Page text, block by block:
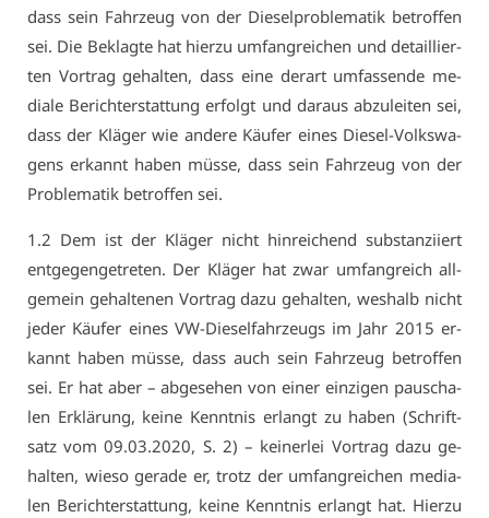
dass sein Fahr­zeug von der Die­sel­pro­ble­ma­tik be­trof­fen
sei. Die Be­klag­te hat hier­zu um­fang­rei­chen und de­tail­lier­
ten Vor­trag ge­hal­ten, dass ei­ne der­art um­fas­sen­de me­
dia­le Be­richt­er­stat­tung er­folgt und dar­aus ab­zu­lei­ten sei,
dass der Klä­ger wie an­de­re Käu­fer ei­nes Die­sel-Volks­wa­
gens er­kannt ha­ben müs­se, dass sein Fahr­zeug von der
Pro­ble­ma­tik be­trof­fen sei.
1.2 Dem ist der Klä­ger nicht hin­rei­chend sub­stan­zi­iert
ent­ge­gen­ge­tre­ten. Der Klä­ger hat zwar um­fang­reich all­
ge­mein ge­hal­te­nen Vor­trag da­zu ge­hal­ten, wes­halb nicht
je­der Käu­fer ei­nes VW-Die­sel­fahr­zeugs im Jahr 2015 er­
kannt ha­ben müs­se, dass auch sein Fahr­zeug be­trof­fen
sei. Er hat aber – ab­ge­se­hen von ei­ner ein­zi­gen pau­scha­
len Er­klä­rung, kei­ne Kennt­nis er­langt zu ha­ben (Schrift­
satz vom 09.03.2020, S. 2) – kei­ner­lei Vor­trag da­zu ge­
hal­ten, wie­so ge­ra­de er, trotz der um­fang­rei­chen me­dia­
len Be­richt­er­stat­tung, kei­ne Kennt­nis er­langt hat. Hier­zu